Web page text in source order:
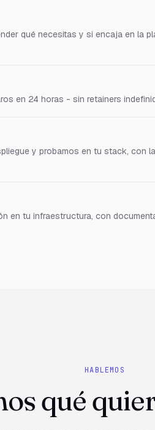
qué necesitas y si encaja en la
en 24 horas - sin retainers
y probamos en tu stack, con
en tu infraestructura, con
HABLEMOS
qué